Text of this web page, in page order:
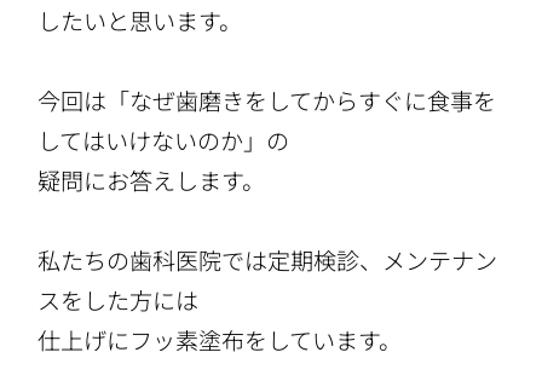
したいと思います。
今回は「なぜ歯磨きをしてからすぐに食事を
してはいけないのか」の
疑問にお答えします。
私たちの歯科医院では定期検診、メンテナン
スをした方には
仕上げにフッ素塗布をしています。